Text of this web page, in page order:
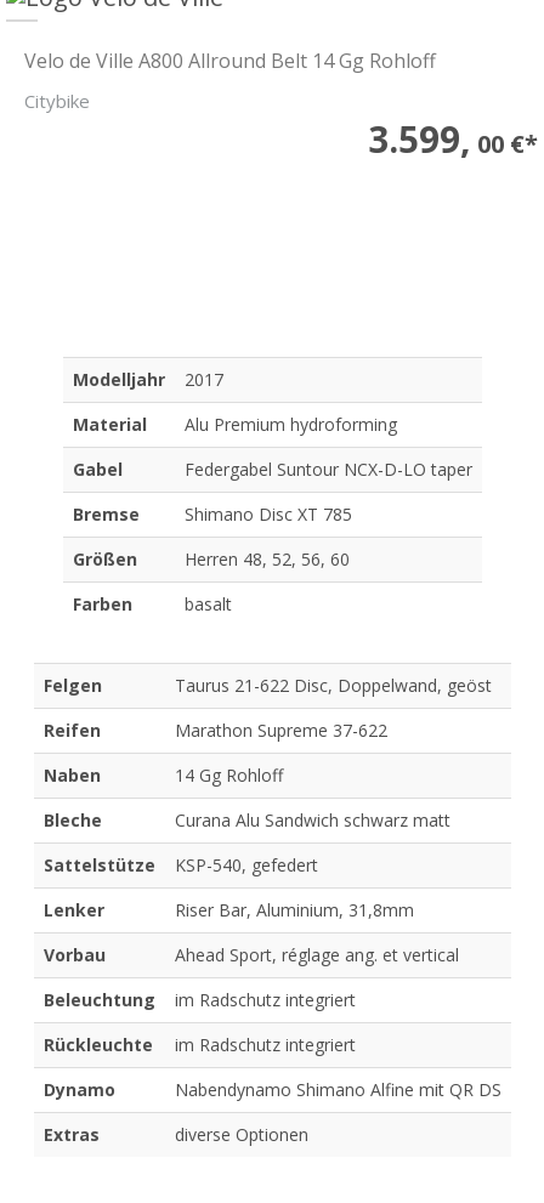
Velo de Ville A800 Allround Belt 14 Gg Rohloff
Citybike
3.599, 00 €*
Modelljahr
2017
Material
Alu Premium hydroforming
Gabel
Federgabel Suntour NCX-D-LO taper
Bremse
Shimano Disc XT 785
Größen
Herren 48, 52, 56, 60
Farben
basalt
Felgen
Taurus 21-622 Disc, Doppelwand, geöst
Reifen
Marathon Supreme 37-622
Naben
14 Gg Rohloff
Bleche
Curana Alu Sandwich schwarz matt
Sattelstütze
KSP-540, gefedert
Lenker
Riser Bar, Aluminium, 31,8mm
Vorbau
Ahead Sport, réglage ang. et vertical
Beleuchtung
im Radschutz integriert
Rückleuchte
im Radschutz integriert
Dynamo
Nabendynamo Shimano Alfine mit QR DS
Extras
diverse Optionen